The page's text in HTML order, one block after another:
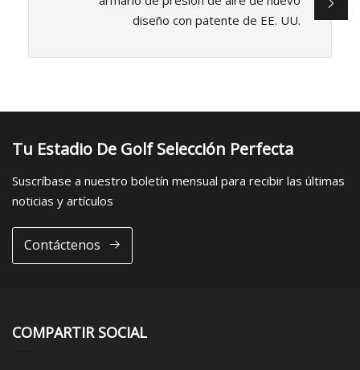
diseño con patente de EE. UU.
Tu Estadio De Golf Selección Perfecta
Suscríbase a nuestro boletín mensual para recibir las últimas
noticias y artículos
Contáctenos
COMPARTIR SOCIAL